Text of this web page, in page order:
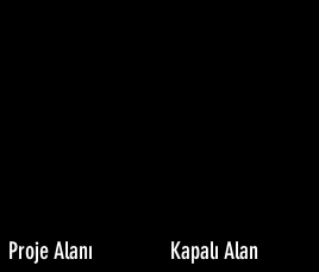
Proje Alanı Kapalı Alan